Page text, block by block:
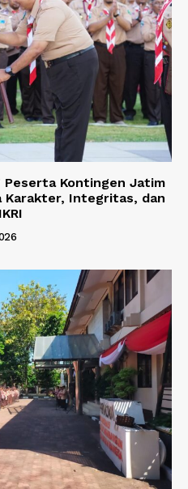
Peserta Kontingen Jatim
Karakter, Integritas, dan